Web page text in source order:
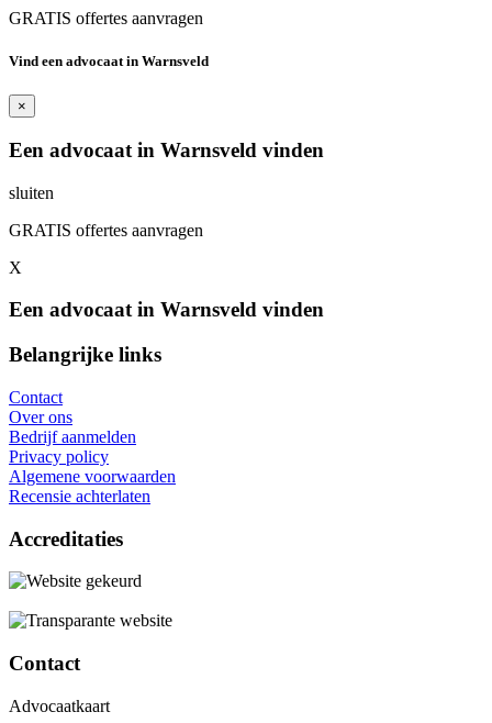
GRATIS offertes aanvragen
Vind een advocaat in Warnsveld
×
Een advocaat in Warnsveld vinden
sluiten
GRATIS offertes aanvragen
X
Een advocaat in Warnsveld vinden
Belangrijke links
Contact
Over ons
Bedrijf aanmelden
Privacy policy
Algemene voorwaarden
Recensie achterlaten
Accreditaties
Contact
Advocaatkaart